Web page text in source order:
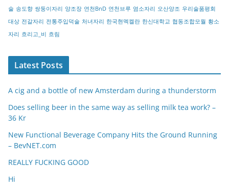
술 송도향 쌍둥이자리 양조장 연천BnD 연천브루 염소자리 오산양조 우리술품평회
대상 전갈자리 전통주입덕술 처녀자리 한국현멕켈란 한신대학교 협동조합모월 황소
자리 흐리고_비 흐림
Latest Posts
A cig and a bottle of new Amsterdam during a thunderstorm
Does selling beer in the same way as selling milk tea work? –
36 Kr
New Functional Beverage Company Hits the Ground Running
– BevNET.com
REALLY FUCKING GOOD
Hi